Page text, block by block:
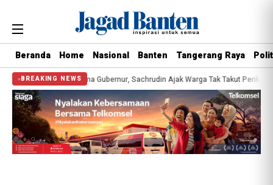
Beranda Home Nasional Banten Tangerang Raya
BREAKING NEWS
Gratis Bersama Gubernur, Sachrudin Ajak Warga Tak Takut Periksa